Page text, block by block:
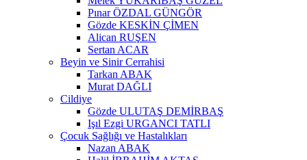
Pınar ÖZDAL GÜNGÖR
Gözde KESKİN ÇİMEN
Alican RUŞEN
Sertan ACAR
Beyin ve Sinir Cerrahisi
Tarkan ABAK
Murat DAĞLI
Cildiye
Gözde ULUTAŞ DEMİRBAŞ
Işıl Ezgi URGANCI TATLI
Çocuk Sağlığı ve Hastalıkları
Nazan ABAK